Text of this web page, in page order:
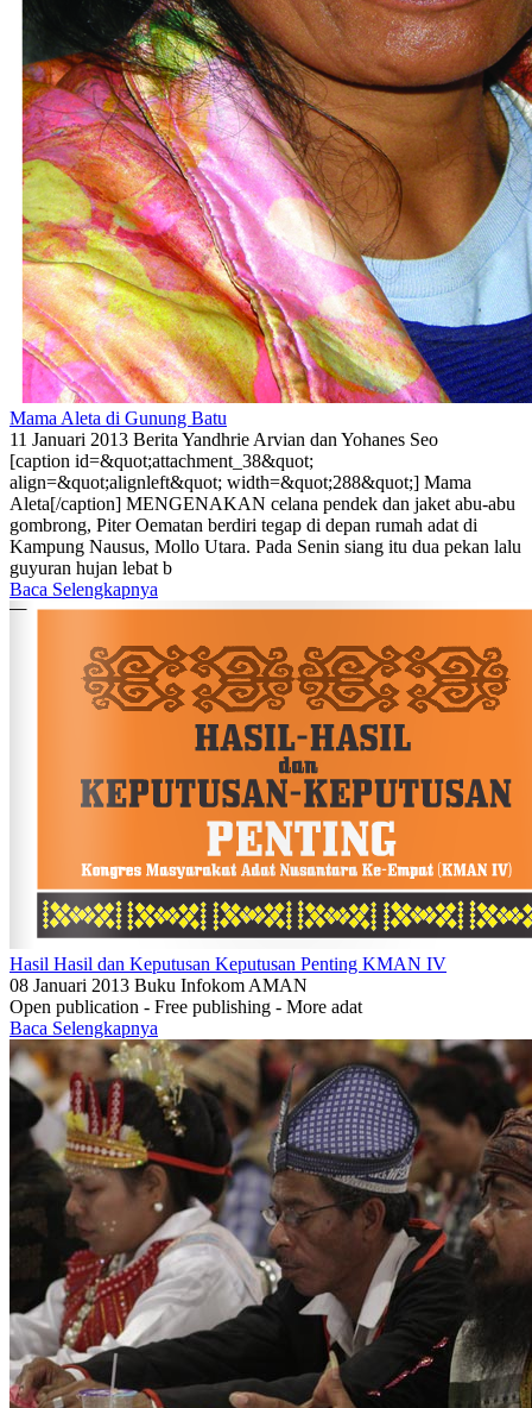
Mama Aleta di Gunung Batu
11 Januari 2013 Berita Yandhrie Arvian dan Yohanes Seo
[caption id=&quot;attachment_38&quot;
align=&quot;alignleft&quot; width=&quot;288&quot;] Mama
Aleta[/caption] MENGENAKAN celana pendek dan jaket abu-abu
gombrong, Piter Oematan berdiri tegap di depan rumah adat di
Kampung Nausus, Mollo Utara. Pada Senin siang itu dua pekan lalu
guyuran hujan lebat b
Baca Selengkapnya
Hasil Hasil dan Keputusan Keputusan Penting KMAN IV
08 Januari 2013 Buku Infokom AMAN
Open publication - Free publishing - More adat
Baca Selengkapnya